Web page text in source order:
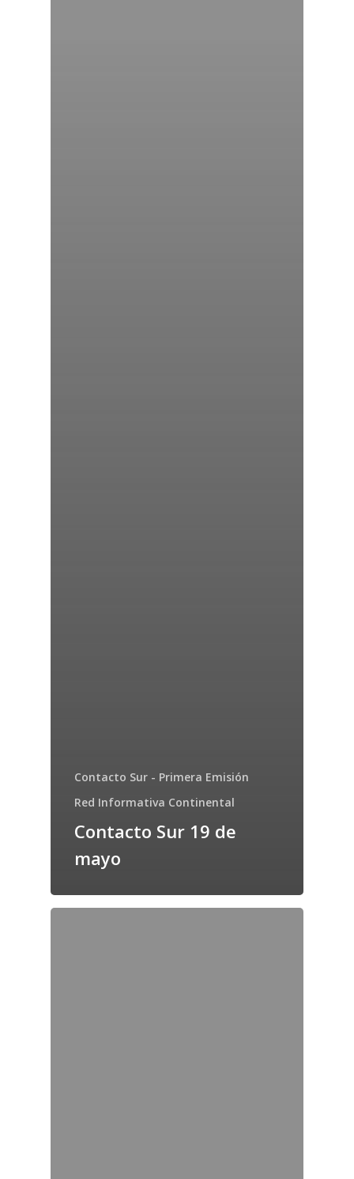
Contacto Sur - Primera Emisión
Red Informativa Continental
Contacto Sur 19 de
mayo